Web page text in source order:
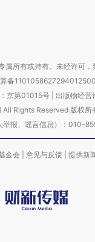
所有或持有。未经许可
备
京第01015号| 出版物经营
Rights Reserved 版权所
举报、谣言信息）：
金会 意见与反馈 提供新